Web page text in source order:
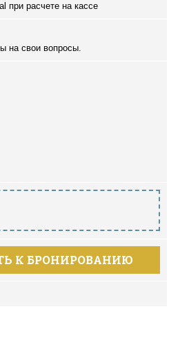
при расчете на кассе
на свои вопросы.
К БРОНИРОВАНИЮ